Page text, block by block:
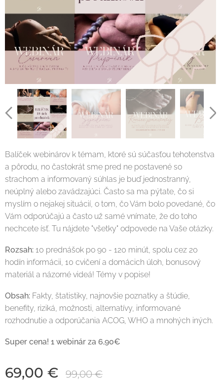
Balíček webinárov k témam, ktoré sú súčasťou tehotenstva
a pôrodu, no častokrát sme pred ne postavené so
strachom a informovaný súhlas je buď jednostranný,
neúplný alebo zavádzajúci. Často sa ma pýtate, čo si
myslím o nejakej situácií, o tom, čo Vám bolo povedané, čo
Vám odporúčajú a často už samé vnímate, že do toho
nechcete ísť. Tu nájdete "všetky" odpovede na Vaše otázky.
Rozsah: 10 prednášok po 90 - 120 minút, spolu cez 20
hodín informácii, 10 cvičení a domácich úloh, bonusový
materiál a názorné videá! Témy v popise!
Obsah: Fakty, štatistiky, najnovšie poznatky a štúdie,
benefity, riziká, možnosti, alternatívy, informované
rozhodnutie a odporúčania ACOG, WHO a mnohých iných.
Super cena! 1 webinár za 6,90€
69,00 € 99,00€